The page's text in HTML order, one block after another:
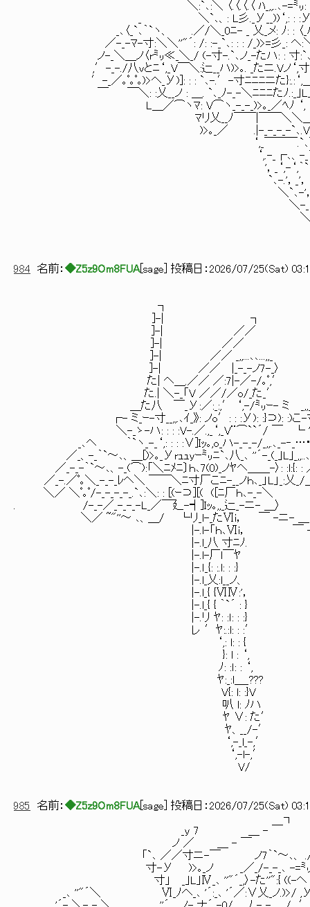
＼:`､:＼ 〈.〈.〈.〈 ﾊ_,,..､-=㍉: ／ : /.-
_ ＼`､、: L彡._У__))‘,: : :У_): /＿／
_､〈_`､｀`ヽ、 .／/＼_0ﾆ- _ 乂_メ: ﾉ: : 〈_ハУ
／-_-ﾏ-寸:＼＼''"´: /: :-_`､: : : /_)>=彡_: ヘ:＼
ノ-_＼＿ノ〈r㍉≪_＼_/ (-寸-.`､ノ_-たハ: : 寸:`､ﾉ⌒
,′-_-./八vとﾆ‘,_V￣＼:辷__ハ)>｡. _たニ.Vノ‘,寸ﾉ乂
′-_／｡ﾟ｡ﾟ｡)>ヘ_У)]: : : `､-.′-寸ﾆﾆﾆニた}:.:‘,＿,,..У
￣ ￣＼: :乂__ノ : ＿. `､_ﾉ-_-＼ﾆﾆﾆたﾉ.:_｣L｣_ﾉ／_-
L＿／⌒ヽﾏ: V⌒ヽ_-_-_)>｡_／ﾍﾉ ‘, }八_-_-/-_-
ﾏリ乂__ﾉ￣￣|￣￣＼＼＿/-.V-/_-_-_-_/
)>｡_／ .|-_-_-_-`､.V_/_-_＼.-_-_-./、:
‘,_￣￣￣.`､＼-.-_-＼＿/ ￣＼
‘,.-_┌､、-_`､ﾉ)>｡_
'，_‘,-‘,｀`ヽV＼ヽ‘,
`､-.'，_'， .乂二
＼`､-'， ｀`
＼-_`､
＼-`､
984 名前： ◆Z5z9Om8FUA[ sage ] 投稿日： 2026/07/25(Sat)
┐
]-| ┐
]-| ／／
]-| ／／
]-| ／／ _,,...､､...,,_
]-| ／／ |_-_-ノ7-_〉
た| ヘ＿.／／ ／:7|-／-/｡ﾟ,′
た.| ＼-_「V ／／/／o/_た_′
＿た八 ￣_У:／:_:,′ ‘,-/㍉ｰ- ミ
┌- ミ_ｰ-寸__,,.､ｲ_》: ノo′: : :У): :}⊃): :)こ-
＼-_ゝ-ハ: : : :V-.／.,_‘,_V¨⌒``´/ ￣ └
_､ヘ ｀`ヽ_-_‘,: : : :∨]Iｯ｡,o_ハ-_-_-/_,,.､_-‐_…･･
／_、-_｀`～､、＿[)>｡_Уrｭｭyｰ㍉ﾆ`､八_､ ''´-_(_｣L｣_,,..､､
／_-_-｀`～､、-_(⌒):「＼ﾆﾒﾆ〕ｈ､7(0)_ノﾔヘ＿＿-〉: :l:{: :
／_-.／ﾟ｡＼_-_-_ﾚヘ＼ ￣￣＼ﾆ寸厂こﾆ-__ノｈ､_」L」_:乂_/
＼／ ＼ﾟ｡ﾟ/-_-_-_-_.`､:＼: : [(ｰ⊃][( ([ﾆ厂ｈ､-_-＼ )>
. /-_-／_-_-_-L_／￣廴-┥]Iｯ｡,,_辷_-ニ- ＿〉 ￣
＼／ ~"''～ ､、＿/ └リ_l-_たⅥi， ￣ -ニ
|-.l-「ｈ､Ⅵi， ￣ -ニ
|-.l_八 寸ﾆﾉ. ￣ -ニ
|-.l-厂l￣ﾔ ￣ -｀
|-.ｌ_{: :.l: : :} )>
|-.l_乂:l__ノ、 〕
|-.l_{ {ⅥⅣ:'，
|-.l_{ { ｀`´ : }
|-.リ ﾔ: :ｌ: : :}
レ ′ﾔ:.:l: : :′
‘,: l: : {
}: l : ‘,
ﾉ: :ｌ: : ‘,
ﾔ:_:l＿_???
V{: l: :}V
叭 l: ﾉハ
ﾔ ∨: た′
ﾔ、__/-′
‘,-_l_-,′
‘,-l-,′
V/
985 名前： ◆Z5z9Om8FUA[ sage ] 投稿日： 2026/07/25(Sat)
┐
_y 7 ＿ - ￣ .
ノ ／ ＿ - ￣ /
「`､ ／／寸ニ-￣ ノ7｀`～､、 ./
寸-У )>｡_ノ _／_/-_-_､ -=㍉
寸」 _｣L｣Ⅳ_､ ''"´_,〉-た''":{ ((-ヘ
_､ ''"´＼ Ⅵ_ﾉへ_､ '´:_､ '´／:∨乂_ノ.)>/